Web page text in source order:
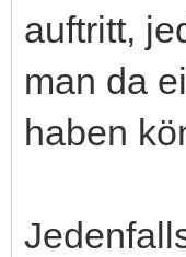
auftritt,
man da
haben